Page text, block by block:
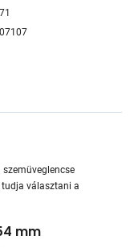
szemüveglencse
tudja választani a
mm